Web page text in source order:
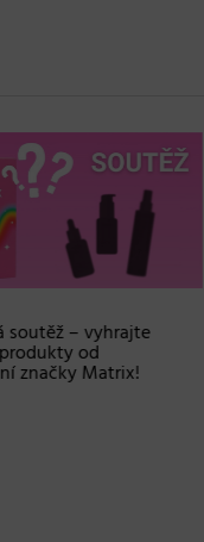
Nová éra
L’Oréal
Keratin
sadu